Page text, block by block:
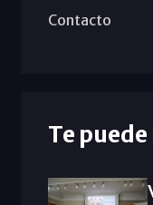
Contacto
Te